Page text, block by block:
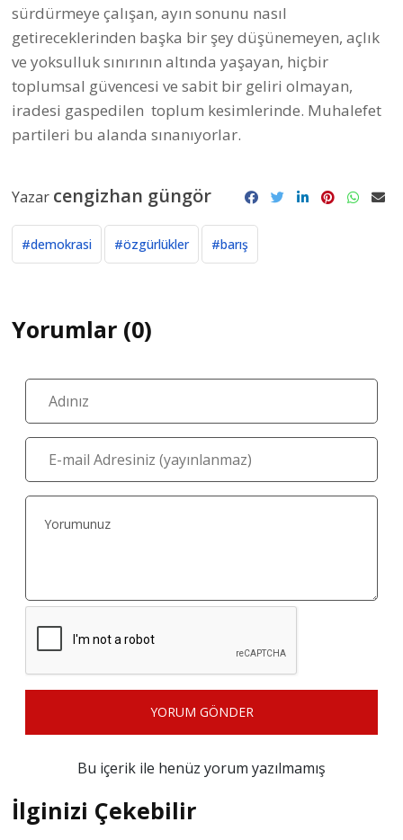
sürdürmeye çalışan, ayın sonunu nasıl
getireceklerinden başka bir şey düşünemeyen, açlık
ve yoksulluk sınırının altında yaşayan, hiçbir
toplumsal güvencesi ve sabit bir geliri olmayan,
iradesi gaspedilen toplum kesimlerinde. Muhalefet
partileri bu alanda sınanıyorlar.
Yazar cengizhan güngör
#demokrasi #özgürlükler #barış
Yorumlar (0)
YORUM GÖNDER
Bu içerik ile henüz yorum yazılmamış
İlginizi Çekebilir